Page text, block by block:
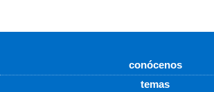
conócenos
temas